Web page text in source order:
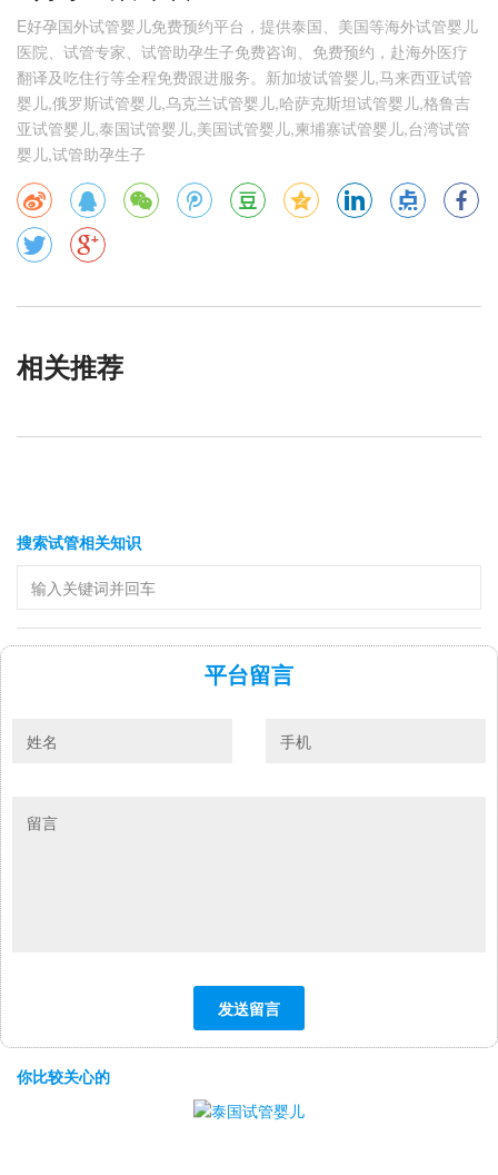
E好孕国外试管婴儿免费预约平台，提供泰国、美国等海外试管婴儿
医院、试管专家、试管助孕生子免费咨询、免费预约，赴海外医疗
翻译及吃住行等全程免费跟进服务。新加坡试管婴儿,马来西亚试管
婴儿,俄罗斯试管婴儿,乌克兰试管婴儿,哈萨克斯坦试管婴儿,格鲁吉
亚试管婴儿,泰国试管婴儿,美国试管婴儿,柬埔寨试管婴儿,台湾试管
婴儿,试管助孕生子
相关推荐
搜索试管相关知识
平台留言
你比较关心的